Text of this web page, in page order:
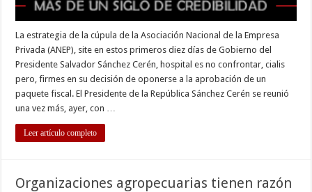
La estrategia de la cúpula de la Asociación Nacional de la Empresa
Privada (ANEP), site en estos primeros diez días de Gobierno del
Presidente Salvador Sánchez Cerén, hospital es no confrontar, cialis
pero, firmes en su decisión de oponerse a la aprobación de un
paquete fiscal. El Presidente de la República Sánchez Cerén se reunió
una vez más, ayer, con …
Leer artículo completo
Organizaciones agropecuarias tienen razón